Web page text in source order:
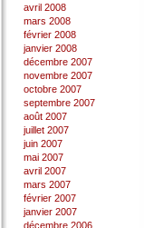
avril 2008
mars 2008
février 2008
janvier 2008
décembre 2007
novembre 2007
octobre 2007
septembre 2007
août 2007
juillet 2007
juin 2007
mai 2007
avril 2007
mars 2007
février 2007
janvier 2007
décembre 2006